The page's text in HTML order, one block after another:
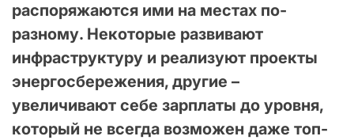
распоряжаются ими на местах по-
разному. Некоторые развивают
инфраструктуру и реализуют проекты
энергосбережения, другие –
увеличивают себе зарплаты до уровня,
который не всегда возможен даже топ-